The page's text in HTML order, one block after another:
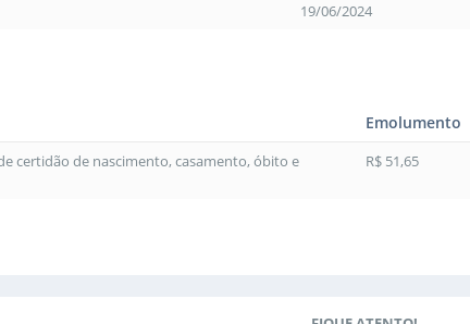
19/06/2024
Emolumento
certidão de nascimento, casamento, óbito e
R$ 51,65